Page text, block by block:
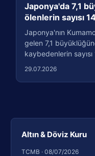
Altın & Döviz Kuru
TCMB · 08/07/2026
Japonya'da 7,1
ölenlerin sayısı
Japonya'nın
gelen 7,1
kaybedenlerin
29.07.2026